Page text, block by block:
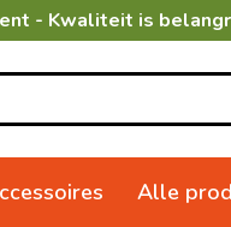
- Kwaliteit is
Alle